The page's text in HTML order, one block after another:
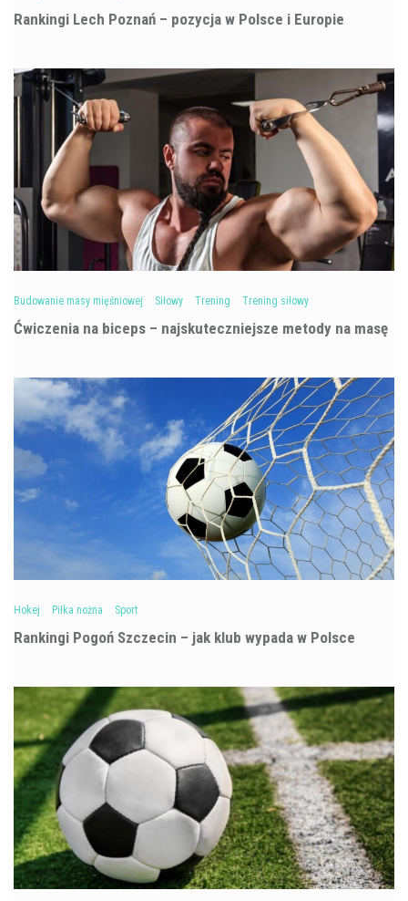
Rankingi Lech Poznań – pozycja w Polsce i Europie
Budowanie masy mięśniowej Siłowy Trening Trening siłowy
Ćwiczenia na biceps – najskuteczniejsze metody na masę
Hokej Piłka nożna Sport
Rankingi Pogoń Szczecin – jak klub wypada w Polsce